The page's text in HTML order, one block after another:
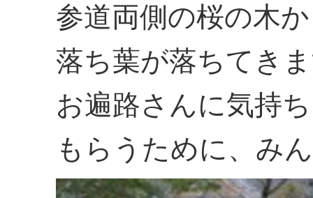
参道両側の桜の木
落ち葉が落ちてき
お遍路さんに気持
もらうために、み